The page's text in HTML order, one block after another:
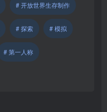
# 开放世界生存制作
# 探索 # 模拟
# 第一人称